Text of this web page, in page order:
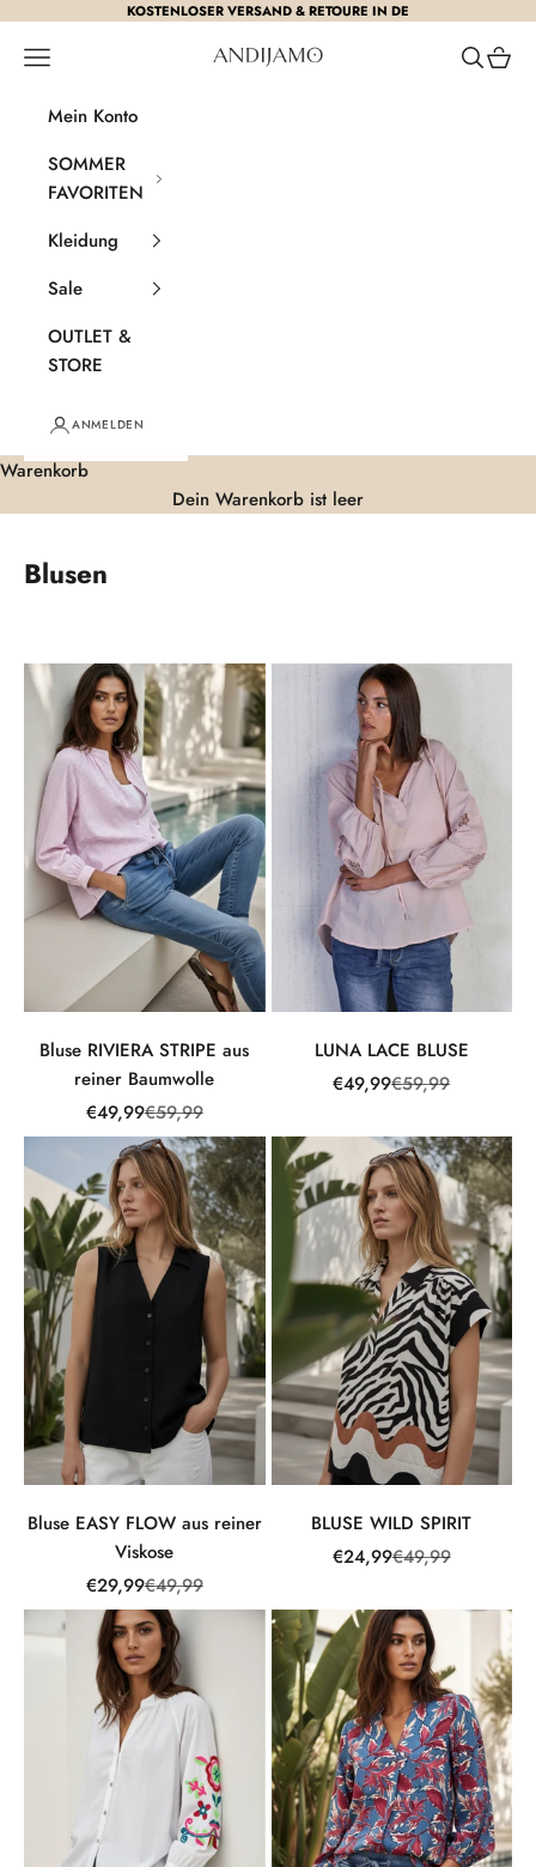
Zum Inhalt springenKOSTENLOSER VERSAND & RETOURE IN DE
Andijamo
Menü Suchen
Mein Konto
SOMMER
FAVORITEN
Kleidung
Sale
OUTLET &
STORE
ANMELDEN
Warenkorb
Dein Warenkorb ist leer
Blusen
Bluse RIVIERA STRIPE aus
reiner Baumwolle
Angebot
€49,99Regulärer Preis
€59,99
LUNA LACE BLUSE
Angebot
€49,99Regulärer Preis
€59,99
Bluse EASY FLOW aus reiner
Viskose
Angebot
€29,99Regulärer Preis
€49,99
BLUSE WILD SPIRIT
Angebot
€24,99Regulärer Preis
€49,99